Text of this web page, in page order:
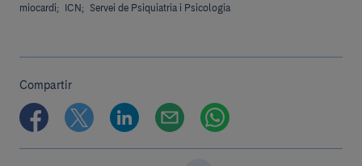
miocardi;
ICN; Servei de Psiquiatria i Psicologia
Compartir